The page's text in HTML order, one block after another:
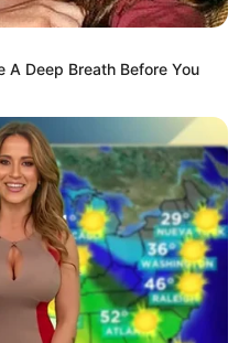
jiminxjamie)
bertambah ketika
seperti ini
A Deep Breath Before You